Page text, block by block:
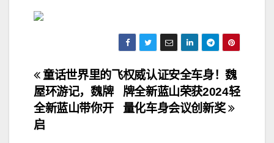
文
章
导
权威认证安全车身！魏
牌全新蓝山荣获2024轻
量化车身会议创新奖
童话世界里的飞
屋环游记，魏牌
全新蓝山带你开
启